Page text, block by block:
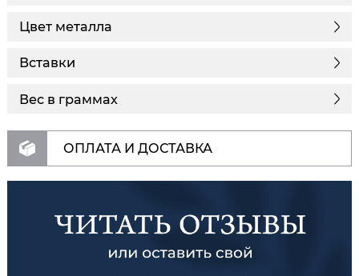
Цвет металла
Вставки
Вес в граммах
ОПЛАТА И ДОСТАВКА